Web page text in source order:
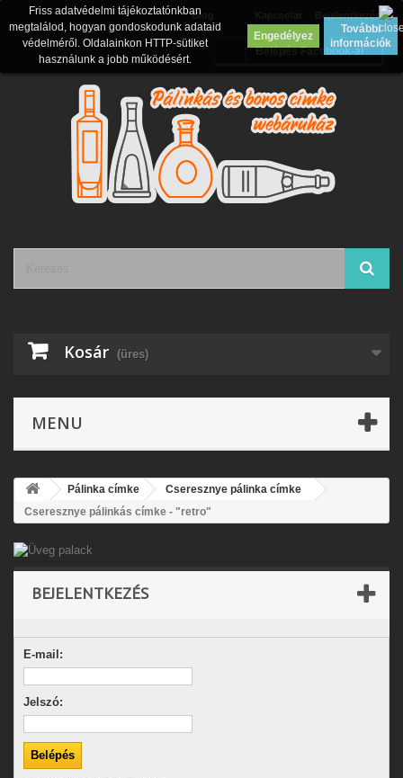
Bejelentkezés
Blog
Belépés Facebook-al
Kosár (üres)
MENU
Friss adatvédelmi tájékoztatónkban
megtalálod, hogyan gondoskodunk adataid
védelméről. Oldalainkon HTTP-sütiket
használunk a jobb működésért.
Engedélyez
További
információk
Pálinka címke
Cseresznye pálinka címke
Cseresznye pálinkás címke - "retro"
BEJELENTKEZÉS
E-mail:
Jelszó: